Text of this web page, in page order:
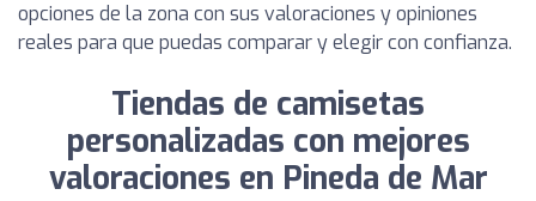
opciones de la zona con sus valoraciones y opiniones
reales para que puedas comparar y elegir con confianza.
Tiendas de camisetas
personalizadas con mejores
valoraciones en Pineda de Mar